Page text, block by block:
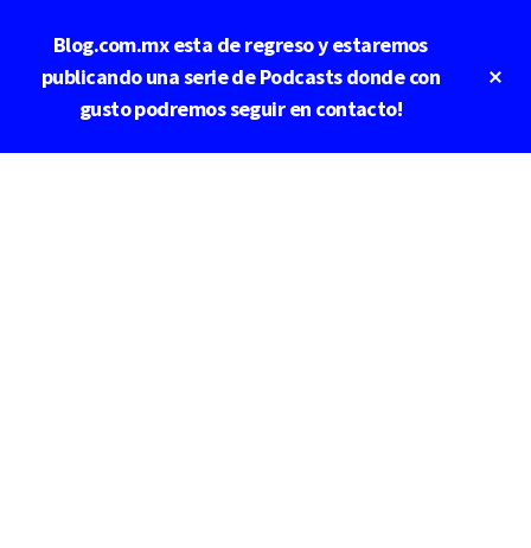
contenido
Blog.com.mx esta de regreso y estaremos
publicando una serie de Podcasts donde con
gusto podremos seguir en contacto!